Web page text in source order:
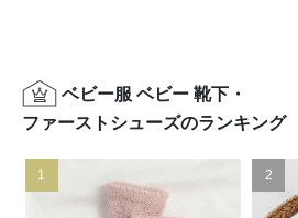
ベビー服 ベビー 靴下・
ファーストシューズのランキング
1 2